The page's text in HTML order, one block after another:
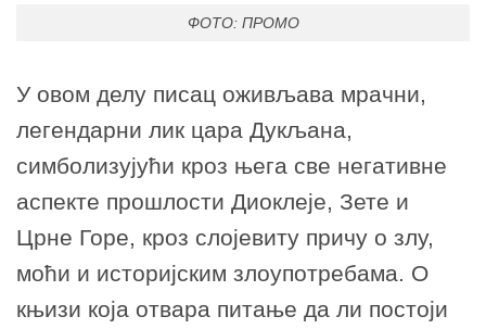
ФОТО: ПРОМО
У овом делу писац оживљава мрачни,
легендарни лик цара Дукљана,
симболизујући кроз њега све негативне
аспекте прошлости Диоклеје, Зете и
Црне Горе, кроз слојевиту причу о злу,
моћи и историјским злоупотребама. О
књизи која отвара питање да ли постоји